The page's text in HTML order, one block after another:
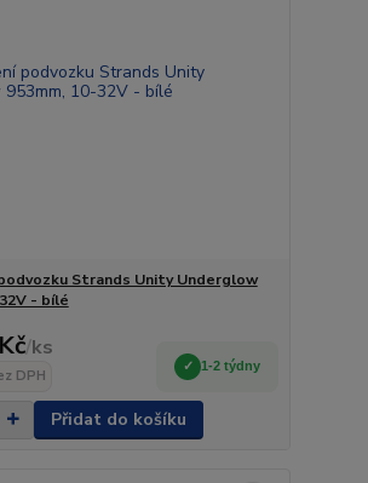
Strands Unity Underglow
- bílé
/ks
DPH
1-2 týdny
Přidat do košíku